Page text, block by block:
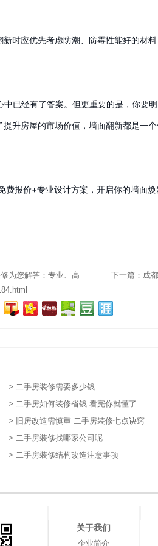
时应优先考虑防潮、防霉性能好的材
已经有了答案。但更重要的是，你要明
升房屋的市场价值，墙面翻新都是一
费报价+专业设计方案，开启你的墙面
为您解答：专业、高
下一篇： 成
> 二手房装修需要多少钱
> 二手房如何装修省钱 看完你就懂了
> 旧房改造需慎重 二手房装修七点诀窍
> 二手房装修找哪家公司呢
> 二手房装修结构改造注意事项
关于我们
企业简介